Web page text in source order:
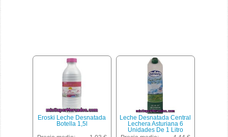
Eroski Leche Desnatada
Botella 1,5l
Leche Desnatada Central
Lechera Asturiana 6
Unidades De 1 Litro